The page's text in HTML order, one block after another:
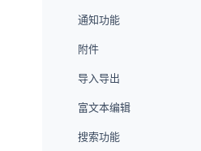
通知功能
附件
导入导出
富文本编辑
搜索功能